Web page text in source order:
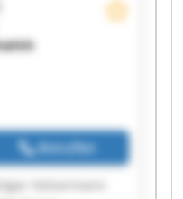
Anrufen
Hülsermann